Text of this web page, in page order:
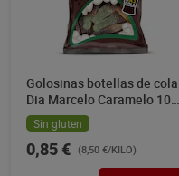
Golosinas botellas de cola
Dia Marcelo Caramelo 100
gSin gluten
0,85 € (8,50 €/KILO)